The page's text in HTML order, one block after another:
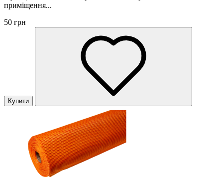
приміщення...
50 грн
Купити